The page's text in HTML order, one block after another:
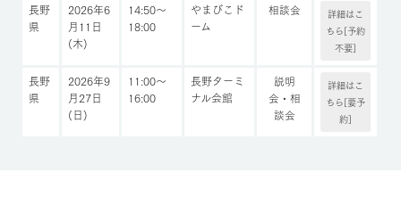
長野
県
2026年6
月11日
(木)
14:50～
18:00
やまびこド
ーム
相談会
詳細はこ
ちら[予約
不要]
長野
県
2026年9
月27日
(日)
11:00～
16:00
長野ターミ
ナル会館
説明
会・相
談会
詳細はこ
ちら[要予
約]